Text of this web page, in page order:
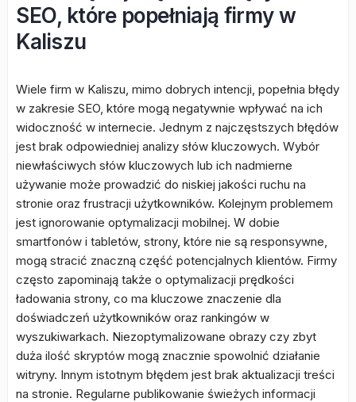
SEO, które popełniają firmy w
Kaliszu
Wiele firm w Kaliszu, mimo dobrych intencji, popełnia błędy
w zakresie SEO, które mogą negatywnie wpływać na ich
widoczność w internecie. Jednym z najczęstszych błędów
jest brak odpowiedniej analizy słów kluczowych. Wybór
niewłaściwych słów kluczowych lub ich nadmierne
używanie może prowadzić do niskiej jakości ruchu na
stronie oraz frustracji użytkowników. Kolejnym problemem
jest ignorowanie optymalizacji mobilnej. W dobie
smartfonów i tabletów, strony, które nie są responsywne,
mogą stracić znaczną część potencjalnych klientów. Firmy
często zapominają także o optymalizacji prędkości
ładowania strony, co ma kluczowe znaczenie dla
doświadczeń użytkowników oraz rankingów w
wyszukiwarkach. Niezoptymalizowane obrazy czy zbyt
duża ilość skryptów mogą znacznie spowolnić działanie
witryny. Innym istotnym błędem jest brak aktualizacji treści
na stronie. Regularne publikowanie świeżych informacji